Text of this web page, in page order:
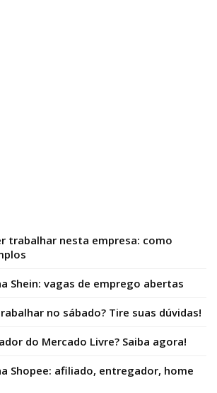
trabalhar nesta empresa: como
Shein: vagas de emprego abertas
no sábado? Tire suas dúvidas!
do Mercado Livre? Saiba agora!
Shopee: afiliado, entregador, home